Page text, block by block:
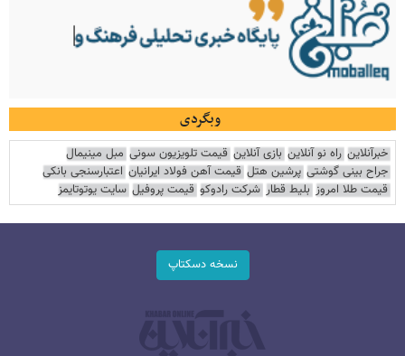
وبگردی
خبرآنلاین راه نو آنلاین بازی آنلاین قیمت تلویزیون سونی مبل مینیمال
جراح بینی گوشتی پرشین هتل قیمت آهن فولاد ایرانیان اعتبارسنجی بانکی
قیمت طلا امروز بلیط قطار شرکت رادوکو قیمت پروفیل سایت یوتوتایمز
نسخه دسکتاپ